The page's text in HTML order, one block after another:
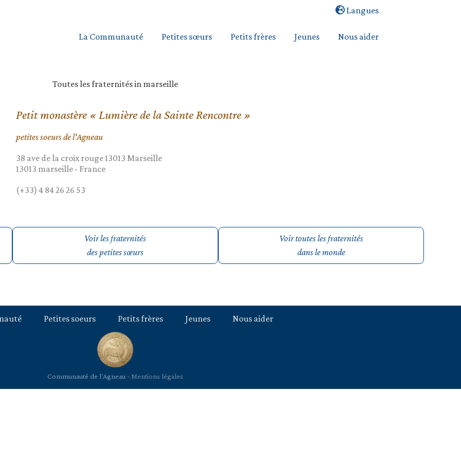
Langues
La Communauté Petites sœurs Petits frères Jeunes Nous aider
Toutes les fraternités in marseille
Petit monastère « Lumière de la Sainte Rencontre »
petites soeurs de l'Agneau
38 ave de la croix rouge 13013 Marseille
13013 marseille- France
(+33) 4 84 26 26 53
Voir les fraternités
des petites sœurs
Voir toutes les fraternités
dans le monde
Petites soeurs Petits frères Jeunes Nous aider
Communauté de l'Agneau - Mentions légales